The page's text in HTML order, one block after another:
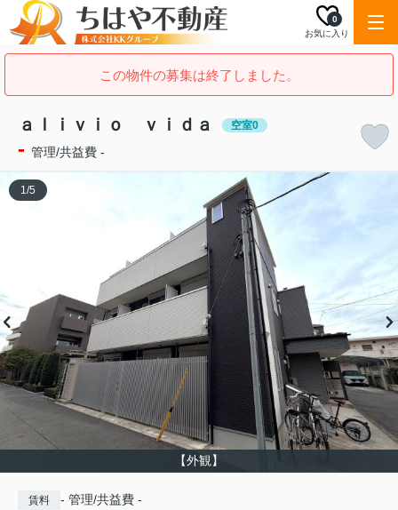
お気に入り
0
この物件の募集は終了しました。
ａｌｉｖｉｏ ｖｉｄａ 空室0
- 管理/共益費 -
【外観】
1/5
賃料 - 管理/共益費 -